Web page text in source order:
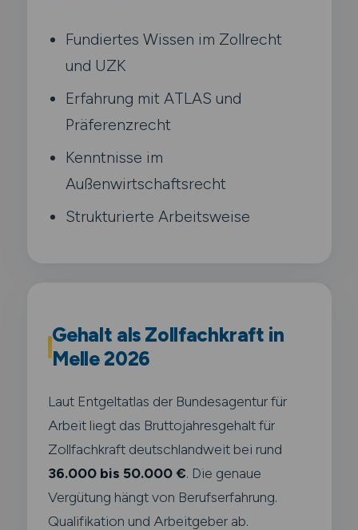
Fundiertes Wissen im Zollrecht
und UZK
Erfahrung mit ATLAS und
Präferenzrecht
Kenntnisse im
Außenwirtschaftsrecht
Strukturierte Arbeitsweise
Gehalt als Zollfachkraft in
Melle 2026
Laut Entgeltatlas der Bundesagentur für
Arbeit liegt das Bruttojahresgehalt für
Zollfachkraft deutschlandweit bei rund
36.000 bis 50.000 €. Die genaue
Vergütung hängt von Berufserfahrung.
Qualifikation und Arbeitgeber ab.